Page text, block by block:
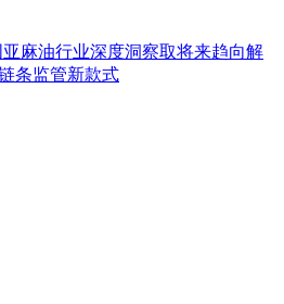
亚麻油行业深度洞察取将来趋向解
条监管新款式